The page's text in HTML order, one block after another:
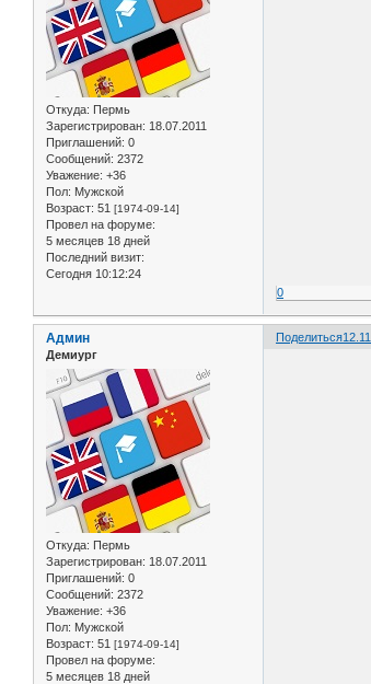
Откуда: Пермь
Зарегистрирован: 18.07.2011
Приглашений: 0
Сообщений: 2372
Уважение: +36
Пол: Мужской
Возраст: 51 [1974-09-14]
Провел на форуме:
5 месяцев 18 дней
Последний визит:
Сегодня 10:12:24
0
Поделиться
Админ
Демиург
Откуда: Пермь
Зарегистрирован: 18.07.2011
Приглашений: 0
Сообщений: 2372
Уважение: +36
Пол: Мужской
Возраст: 51 [1974-09-14]
Провел на форуме:
5 месяцев 18 дней